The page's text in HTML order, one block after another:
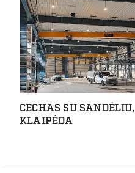
CECHAS SU SANDĖLIU,
KLAIPĖDA